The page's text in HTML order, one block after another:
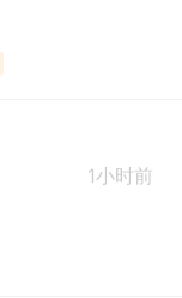
1小时前